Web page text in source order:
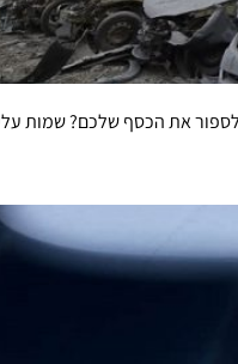
לספור את הכסף שלכם? שמות